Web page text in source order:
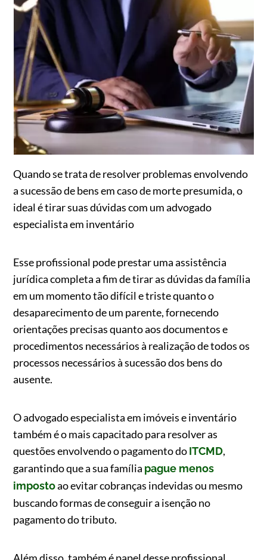
Quando se trata de resolver problemas envolvendo
a sucessão de bens em caso de morte presumida, o
ideal é tirar suas dúvidas com um advogado
especialista em inventário
Esse profissional pode prestar uma assistência
jurídica completa a fim de tirar as dúvidas da família
em um momento tão difícil e triste quanto o
desaparecimento de um parente, fornecendo
orientações precisas quanto aos documentos e
procedimentos necessários à realização de todos os
processos necessários à sucessão dos bens do
ausente.
O advogado especialista em imóveis e inventário
também é o mais capacitado para resolver as
questões envolvendo o pagamento doITCMD,
garantindo que a sua família pague menos
impostoao evitar cobranças indevidas ou mesmo
buscando formas de conseguir a isenção no
pagamento do tributo.